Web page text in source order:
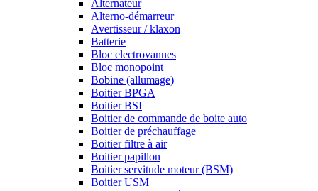
Alternateur
Alterno-démarreur
Avertisseur / klaxon
Batterie
Bloc electrovannes
Bloc monopoint
Bobine (allumage)
Boitier BPGA
Boitier BSI
Boitier de commande de boite auto
Boitier de préchauffage
Boitier filtre à air
Boitier papillon
Boitier servitude moteur (BSM)
Boitier USM